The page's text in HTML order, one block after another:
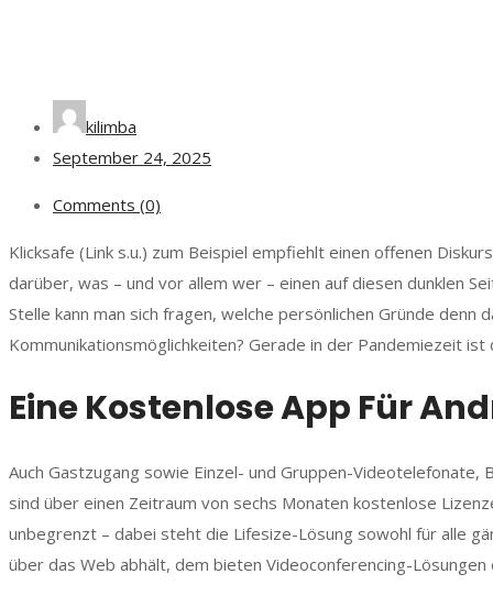
kilimba
September 24, 2025
Comments (0)
Klicksafe (Link s.u.) zum Beispiel empfiehlt einen offenen
darüber, was – und vor allem wer – einen auf diesen dunklen
Stelle kann man sich fragen, welche persönlichen Gründe
Kommunikationsmöglichkeiten? Gerade in der Pandemiezeit
Eine Kostenlose App Für
Auch Gastzugang sowie Einzel- und Gruppen-
sind über einen Zeitraum von sechs Monaten kostenlose
unbegrenzt – dabei steht die Lifesize-Lösung sowohl für alle
über das Web abhält, dem bieten Videoconferencing-